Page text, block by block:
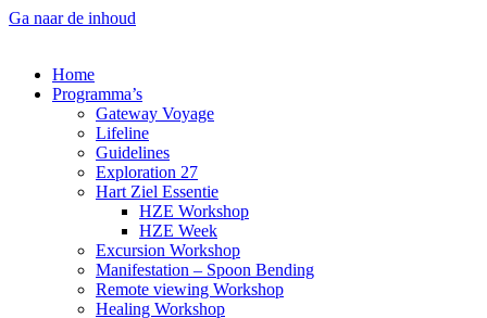
Ga naar de inhoud
Home
Programma’s
Gateway Voyage
Lifeline
Guidelines
Exploration 27
Hart Ziel Essentie
HZE Workshop
HZE Week
Excursion Workshop
Manifestation – Spoon Bending
Remote viewing Workshop
Healing Workshop